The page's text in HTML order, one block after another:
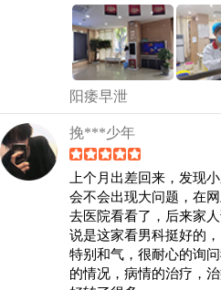
阳痿早泄
挽***少年
上个月出差回来，发现
会不会出现大问题，在
去医院看看了，后来家
说是这家看男科挺好的
特别和气，很耐心的询
的情况，病情的治疗，